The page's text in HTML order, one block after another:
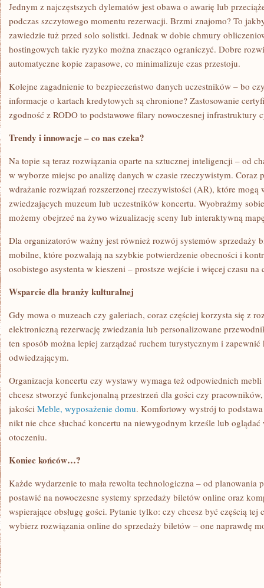
Jednym z najczęstszych dylematów jest obawa o awarię lub
podczas szczytowego momentu rezerwacji. Brzmi znajomo? To
zawiedzie tuż przed solo solistki. Jednak w dobie chmury
hostingowych takie ryzyko można znacząco ograniczyć. Dobre
automatyczne kopie zapasowe, co minimalizuje czas przestoju.
Kolejne zagadnienie to bezpieczeństwo danych uczestników – bo
informacje o kartach kredytowych są chronione? Zastosowanie
zgodność z RODO to podstawowe filary nowoczesnej infrastruktury
Trendy i innowacje – co nas czeka?
Na topie są teraz rozwiązania oparte na sztucznej inteligencji – od
w wyborze miejsc po analizę danych w czasie rzeczywistym. Coraz
wdrażanie rozwiązań rozszerzonej rzeczywistości (AR), które mogą
zwiedzających muzeum lub uczestników koncertu. Wyobraźmy
możemy obejrzeć na żywo wizualizację sceny lub interaktywną
Dla organizatorów ważny jest również rozwój systemów sprzedaży
mobilne, które pozwalają na szybkie potwierdzenie obecności i
osobistego asystenta w kieszeni – prostsze wejście i więcej czasu na
Wsparcie dla branży kulturalnej
Gdy mowa o muzeach czy galeriach, coraz częściej korzysta się z
elektroniczną rezerwację zwiedzania lub personalizowane
ten sposób można lepiej zarządzać ruchem turystycznym i
odwiedzającym.
Organizacja koncertu czy wystawy wymaga też odpowiednich
chcesz stworzyć funkcjonalną przestrzeń dla gości czy
jakości Meble, wyposażenie domu. Komfortowy wystrój to
nikt nie chce słuchać koncertu na niewygodnym krześle lub
otoczeniu.
Koniec końców…?
Każde wydarzenie to mała rewolta technologiczna – od planowania
postawić na nowoczesne systemy sprzedaży biletów online oraz
wspierające obsługę gości. Pytanie tylko: czy chcesz być częścią
wybierz rozwiązania online do sprzedaży biletów – one naprawdę